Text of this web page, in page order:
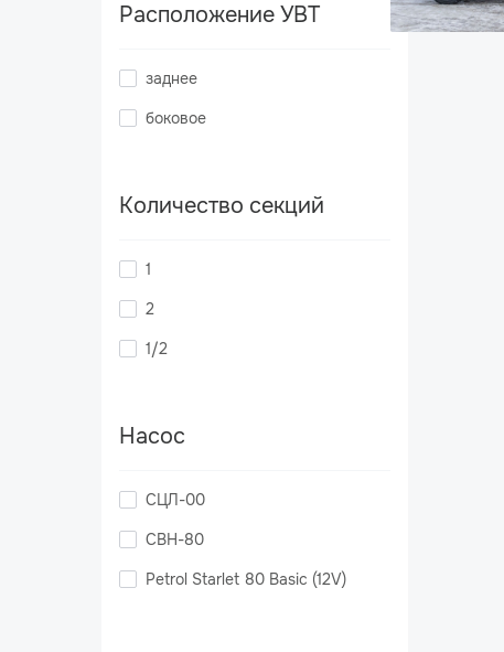
Расположение УВТ
заднее
боковое
Количество секций
1
2
1/2
Насос
СЦЛ-00
СВН-80
Petrol Starlet 80 Basic (12V)